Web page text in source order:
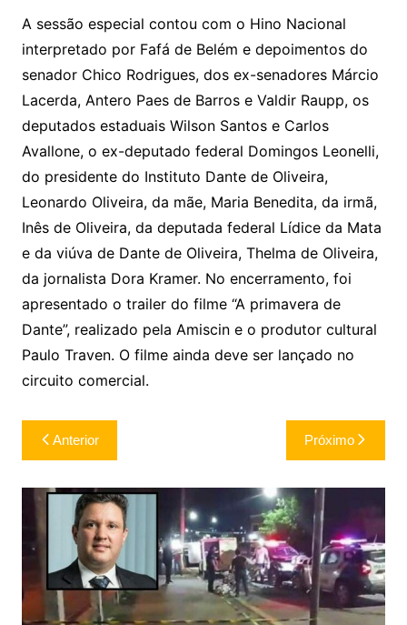
A sessão especial contou com o Hino Nacional
interpretado por Fafá de Belém e depoimentos do
senador Chico Rodrigues, dos ex-senadores Márcio
Lacerda, Antero Paes de Barros e Valdir Raupp, os
deputados estaduais Wilson Santos e Carlos
Avallone, o ex-deputado federal Domingos Leonelli,
do presidente do Instituto Dante de Oliveira,
Leonardo Oliveira, da mãe, Maria Benedita, da irmã,
Inês de Oliveira, da deputada federal Lídice da Mata
e da viúva de Dante de Oliveira, Thelma de Oliveira,
da jornalista Dora Kramer. No encerramento, foi
apresentado o trailer do filme “A primavera de
Dante”, realizado pela Amiscin e o produtor cultural
Paulo Traven. O filme ainda deve ser lançado no
circuito comercial.
Navegação
de
Post
Anterior Próximo